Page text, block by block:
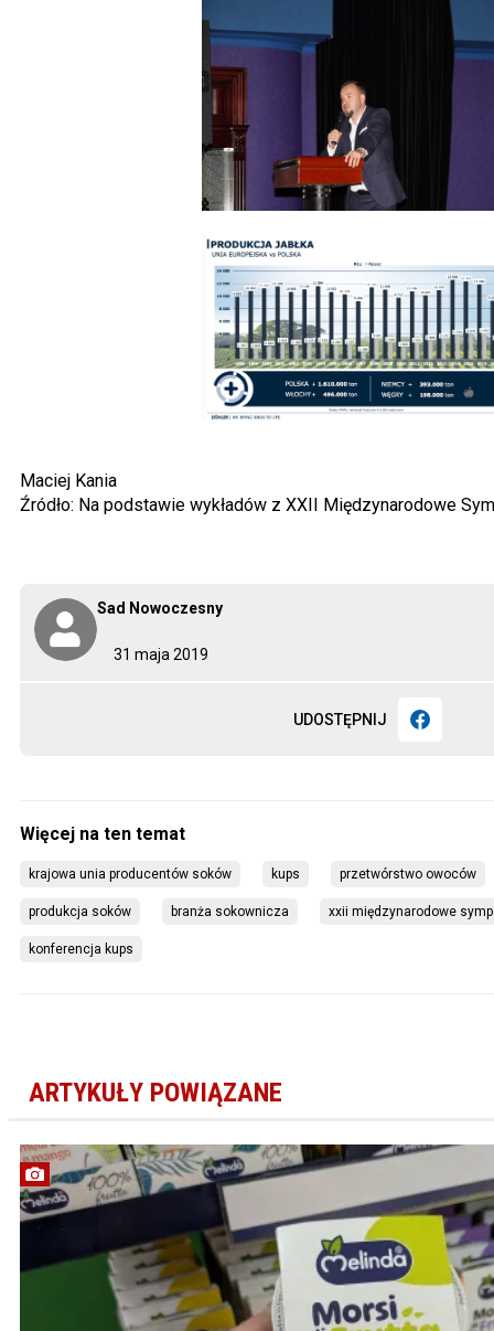
31 maja 2019
Sad Nowoczesny
UDOSTĘPNIJ
Maciej Kania
Źródło: Na podstawie wykładów z XXII Międzynarodowe
krajowa unia producentów soków kups przetwórstwo owoców
produkcja soków branża sokownicza xxii międzynarodowe
konferencja kups
ARTYKUŁY POWIĄZANE